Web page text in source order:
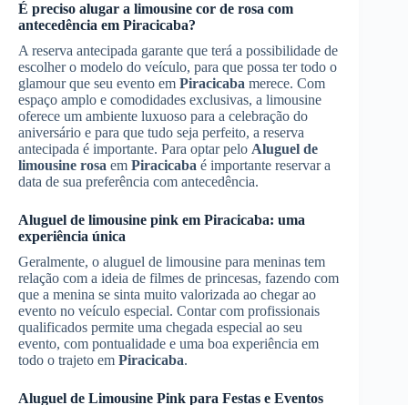
É preciso alugar a limousine cor de rosa com
antecedência em Piracicaba?
A reserva antecipada garante que terá a possibilidade de
escolher o modelo do veículo, para que possa ter todo o
glamour que seu evento em Piracicaba merece. Com
espaço amplo e comodidades exclusivas, a limousine
oferece um ambiente luxuoso para a celebração do
aniversário e para que tudo seja perfeito, a reserva
antecipada é importante. Para optar pelo Aluguel de
limousine rosa em Piracicaba é importante reservar a
data de sua preferência com antecedência.
Aluguel de limousine pink em Piracicaba: uma
experiência única
Geralmente, o aluguel de limousine para meninas tem
relação com a ideia de filmes de princesas, fazendo com
que a menina se sinta muito valorizada ao chegar ao
evento no veículo especial. Contar com profissionais
qualificados permite uma chegada especial ao seu
evento, com pontualidade e uma boa experiência em
todo o trajeto em Piracicaba.
Aluguel de Limousine Pink para Festas e Eventos